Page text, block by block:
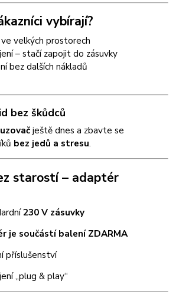
vybírají?
velkých prostorech
– stačí zapojit do zásuvky
bez dalších nákladů
bez škůdců
ještě dnes a zbavte se
bez jedů a stresu.
starostí – adaptér
230 V zásuvky
je součástí balení ZDARMA
příslušenství
„plug & play“